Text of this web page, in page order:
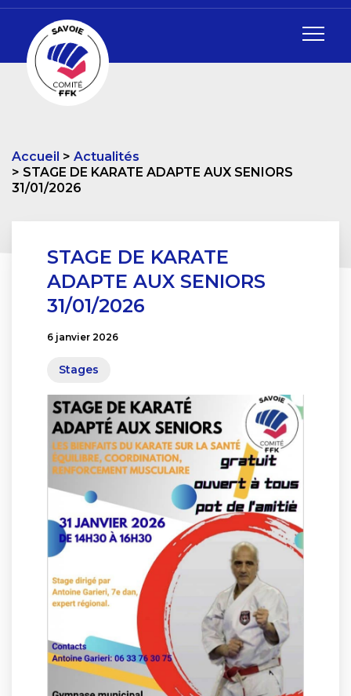
Accueil
Actualités
STAGE DE KARATE ADAPTE AUX SENIORS
31/01/2026
STAGE DE KARATE
ADAPTE AUX SENIORS
31/01/2026
6 janvier 2026
Stages